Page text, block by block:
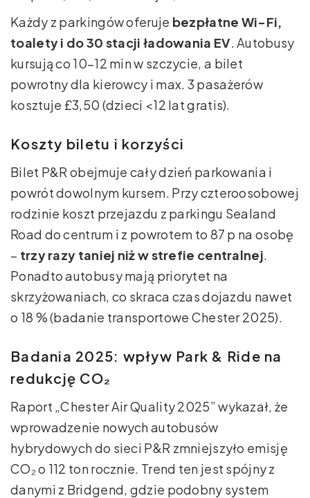
Każdy z parkingów oferuje bezpłatne Wi-Fi,
toalety i do 30 stacji ładowania EV . Autobusy
kursują co 10–12 min w szczycie, a bilet
powrotny dla kierowcy i max. 3 pasażerów
kosztuje £3,50 (dzieci <12 lat gratis).
Koszty biletu i korzyści
Bilet P&R obejmuje cały dzień parkowania i
powrót dowolnym kursem. Przy czteroosobowej
rodzinie koszt przejazdu z parkingu Sealand
Road do centrum i z powrotem to 87 p na osobę
– trzy razy taniej niż w strefie centralnej
Ponadto autobusy mają priorytet na
skrzyżowaniach, co skraca czas dojazdu nawet
o 18 % (badanie transportowe Chester 2025).
Badania 2025: wpływ Park & Ride na
redukcję CO₂
Raport „Chester Air Quality 2025” wykazał, że
wprowadzenie nowych autobusów
hybrydowych do sieci P&R zmniejszyło emisję
CO₂ o 112 ton rocznie. Trend ten jest spójny z
danymi z Bridgend, gdzie podobny system